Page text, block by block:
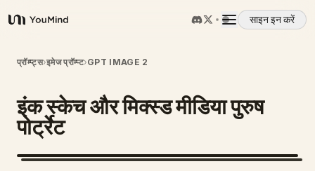
YouMind
साइन इन करें
अवलोकन
उपयोग के मामले
कौशल
प्रॉम्प्ट्स›इमेज प्रॉम्प्ट›GPT IMAGE 2
इंक स्केच और मिक्स्ड मीडिया पुरुष
पोर्ट्रेट